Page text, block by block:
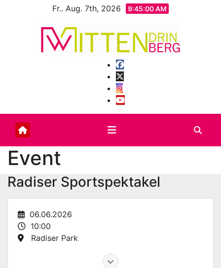
Fr.. Aug. 7th, 2026 9:45:02 AM
Event
Radiser Sportspektakel
06.06.2026
10:00
Radiser Park